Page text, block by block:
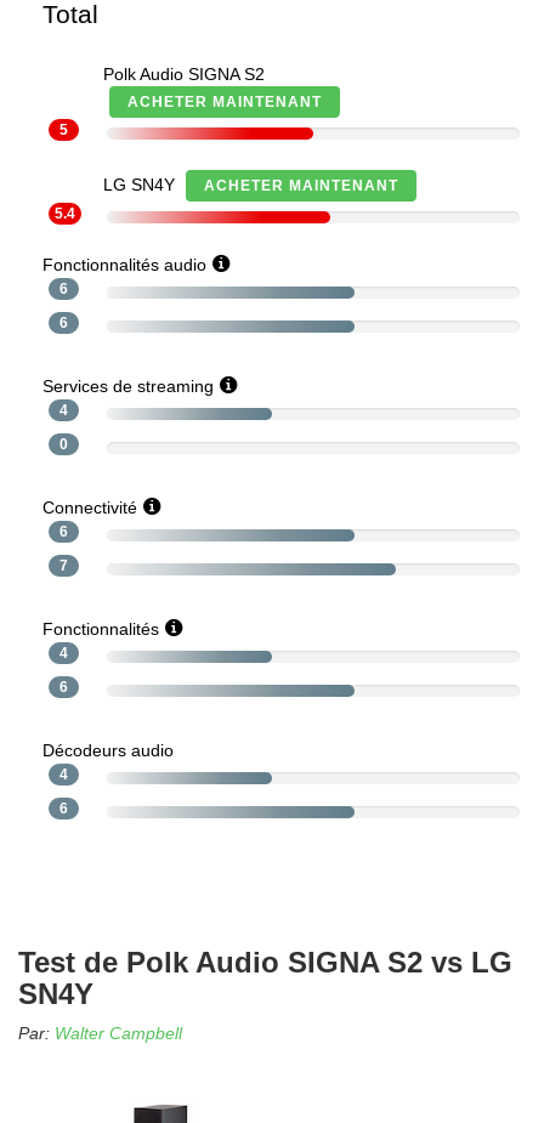
Total
Polk Audio SIGNA S2
ACHETER MAINTENANT
5
LG SN4Y
ACHETER MAINTENANT
5.4
Fonctionnalités audio
6
6
Services de streaming
4
0
Connectivité
6
7
Fonctionnalités
4
6
Décodeurs audio
4
6
Test de Polk Audio SIGNA S2 vs LG
SN4Y
Par: Walter Campbell